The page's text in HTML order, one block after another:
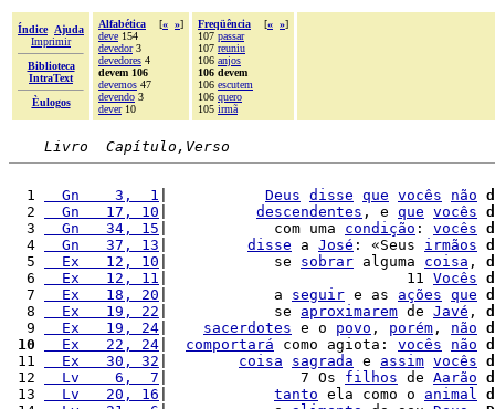
Índice
Ajuda
Imprimir
Biblioteca
IntraText
Èulogos
Alfabética [« »]
deve 154
devedor3
devedores 4
devem 106
devemos 47
devendo 3
dever10
Freqüência [« »]
107 passar
107 reuniu
106 anjos
106 devem
106 escutem
106 quero
105 irmã
Livro  Capítulo,Verso
  1
  Gn    3,  1
Deus disse que vocês não
  2
  Gn   17, 10
descendentes , e que vocês
  3
  Gn   34, 15
|            com uma condição : vocês
  4
  Gn   37, 13
disse a José : «Seus irmãos
  5
  Ex   12, 10
|            se sobrar alguma coisa ,
  6
  Ex   12, 11
|                           11 Vocês
  7
  Ex   18, 20
|            a seguir e as ações que
  8
  Ex   19, 22
|            se aproximarem de Javé ,
  9
  Ex   19, 24
sacerdotes e o povo , porém , não
10
  Ex   22, 24
comportará como agiota: vocês não
11
  Ex   30, 32
coisa sagrada e assim vocês
12
  Lv    6,  7
|               7 Os filhos de Aarão
13
  Lv   20, 16
tanto ela como o animal